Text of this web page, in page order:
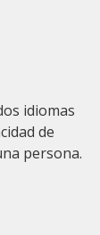
idiomas
de
persona.